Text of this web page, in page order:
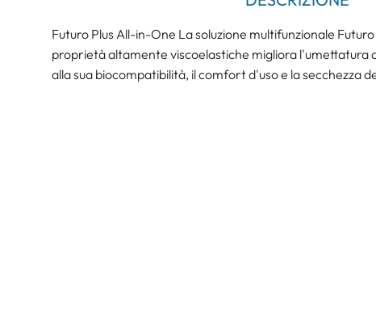
Futuro Plus All-in-One La soluzione multifunzionale
proprietà altamente viscoelastiche migliora l'umettatura
alla sua biocompatibilità, il comfort d'uso e la secchezza